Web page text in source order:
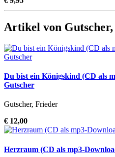
Artikel von
Du bist ein Königskind (CD als
Gutscher
Gutscher, Frieder
€ 12,00
Herzraum (CD als mp3-